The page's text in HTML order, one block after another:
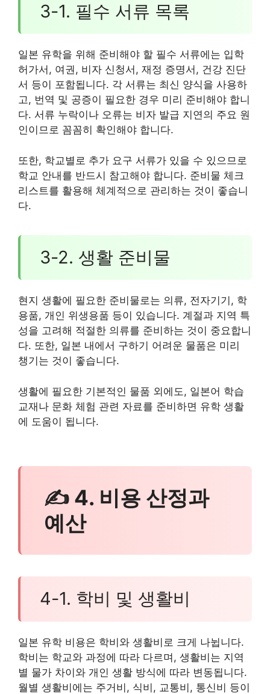
3-1. 필수 서류 목록
일본 유학을 위해 준비해야 할 필수 서류에는 입학
허가서, 여권, 비자 신청서, 재정 증명서, 건강 진단
서 등이 포함됩니다. 각 서류는 최신 양식을 사용하
고, 번역 및 공증이 필요한 경우 미리 준비해야 합니
다. 서류 누락이나 오류는 비자 발급 지연의 주요 원
인이므로 꼼꼼히 확인해야 합니다.
또한, 학교별로 추가 요구 서류가 있을 수 있으므로
학교 안내를 반드시 참고해야 합니다. 준비물 체크
리스트를 활용해 체계적으로 관리하는 것이 좋습니
다.
3-2. 생활 준비물
현지 생활에 필요한 준비물로는 의류, 전자기기, 학
용품, 개인 위생용품 등이 있습니다. 계절과 지역 특
성을 고려해 적절한 의류를 준비하는 것이 중요합니
다. 또한, 일본 내에서 구하기 어려운 물품은 미리
챙기는 것이 좋습니다.
생활에 필요한 기본적인 물품 외에도, 일본어 학습
교재나 문화 체험 관련 자료를 준비하면 유학 생활
에 도움이 됩니다.
✍ 4. 비용 산정과
예산
4-1. 학비 및 생활비
일본 유학 비용은 학비와 생활비로 크게 나뉩니다.
학비는 학교와 과정에 따라 다르며, 생활비는 지역
별 물가 차이와 개인 생활 방식에 따라 변동됩니다.
월별 생활비에는 주거비, 식비, 교통비, 통신비 등이